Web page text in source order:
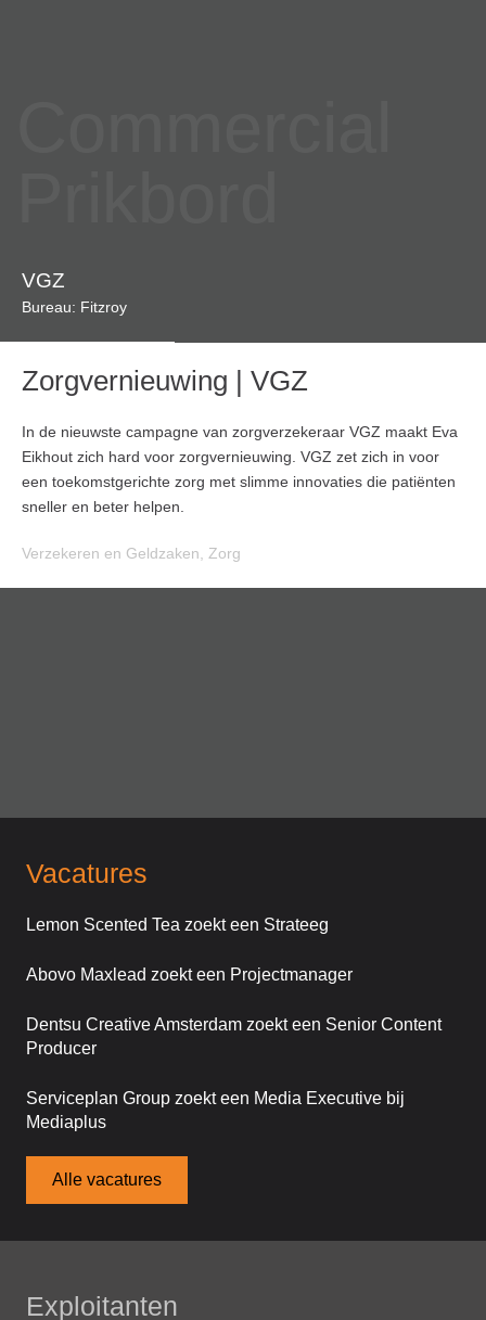
VGZ
Bureau: Fitzroy
Zorgvernieuwing | VGZ
In de nieuwste campagne van zorgverzekeraar VGZ maakt Eva
Eikhout zich hard voor zorgvernieuwing. VGZ zet zich in voor
een toekomstgerichte zorg met slimme innovaties die patiënten
sneller en beter helpen.
Verzekeren en Geldzaken Zorg
Vacatures
Lemon Scented Tea zoekt een Strateeg
Abovo Maxlead zoekt een Projectmanager
Dentsu Creative Amsterdam zoekt een Senior Content
Producer
Serviceplan Group zoekt een Media Executive bij
Mediaplus
Alle vacatures
Exploitanten